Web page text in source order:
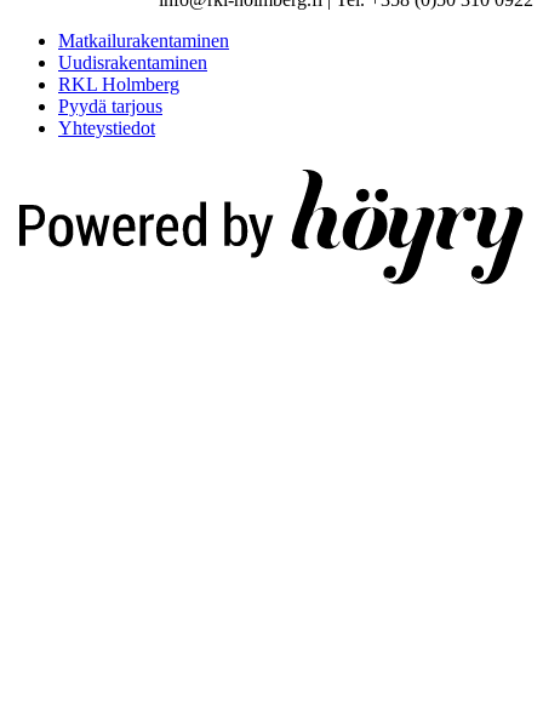
Matkailurakentaminen
Uudisrakentaminen
RKL Holmberg
Pyydä tarjous
Yhteystiedot